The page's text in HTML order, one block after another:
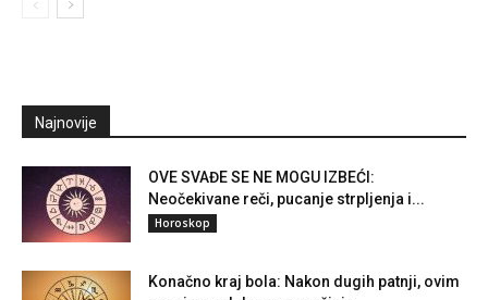
Najnovije
OVE SVAĐE SE NE MOGU IZBEĆI:
Neočekivane reči, pucanje strpljenja i...
Horoskop
Konačno kraj bola: Nakon dugih patnji, ovim